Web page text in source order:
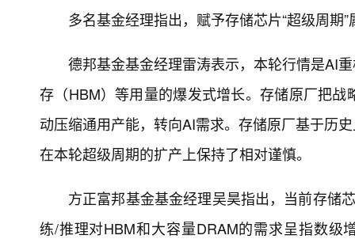
多名基金经理指出，赋予存储芯片“超级周期
德邦基金基金经理雷涛表示，本轮行情是AI
存（HBM）等用量的爆发式增长。存储原厂把
动压缩通用产能，转向AI需求。存储原厂基于历
在本轮超级周期的扩产上保持了相对谨慎。
方正富邦基金基金经理吴昊指出，当前存储
练/推理对HBM和大容量DRAM的需求呈指数级